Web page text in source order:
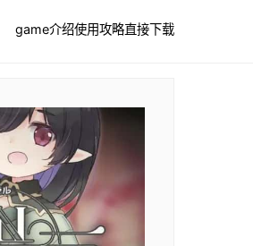
game介绍使用攻略直接下载